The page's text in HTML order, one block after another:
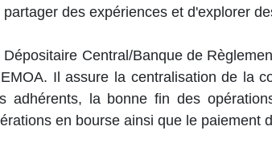
partager des expériences et d'explorer
Dépositaire Central/Banque de
Il assure la centralisation de la
adhérents, la bonne fin des
en bourse ainsi que le paiement